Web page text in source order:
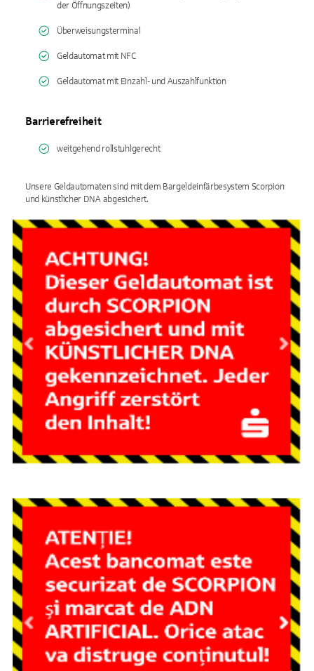
der Öffnungszeiten)
Überweisungsterminal
Geldautomat mit NFC
Geldautomat mit Einzahl- und Auszahlfunktion
Barrierefreiheit
weitgehend rollstuhlgerecht
Unsere Geldautomaten sind mit dem Bargeldeinfärbesystem Scorpion
und künstlicher DNA abgesichert.